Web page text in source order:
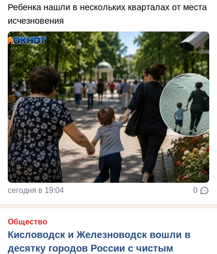
Ребенка нашли в нескольких кварталах от места
исчезновения
сегодня в 19:04 0
Общество
Кисловодск и Железноводск вошли в
десятку городов России с чистым